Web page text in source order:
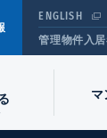
ENGLISH
管理物件入
マ